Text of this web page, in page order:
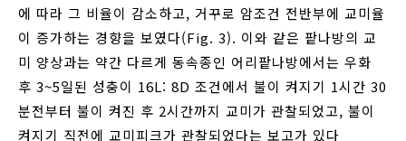
에 따라 그 비율이 감소하고, 거꾸로 암조건 전반부에 교미율
이 증가하는 경향을 보였다(Fig. 3). 이와 같은 팥나방의 교
미 양상과는 약간 다르게 동속종인 어리팥나방에서는 우화
후 3~5일된 성충이 16L: 8D 조건에서 불이 켜지기 1시간 30
분전부터 불이 켜진 후 2시간까지 교미가 관찰되었고, 불이
켜지기 직전에 교미피크가 관찰되었다는 보고가 있다